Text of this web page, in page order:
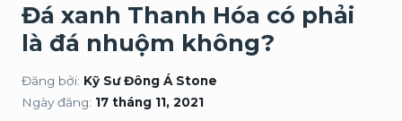
Đá xanh Thanh Hóa có phải
là đá nhuộm không?
Đăng bởi: Kỹ Sư Đông Á Stone
Ngày đăng: 17 tháng 11, 2021